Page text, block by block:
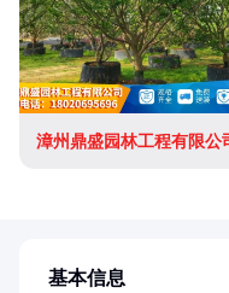
漳州鼎盛园林工程有限公
基本信息